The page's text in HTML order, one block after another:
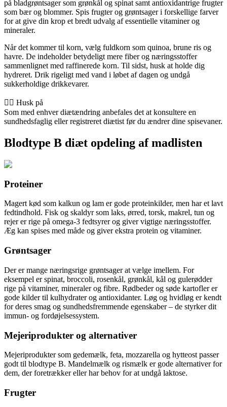
på bladgrøntsager som grønkål og spinat samt antioxidantrige frugter
som bær og blommer. Spis frugter og grøntsager i forskellige farver
for at give din krop et bredt udvalg af essentielle vitaminer og
mineraler.
Når det kommer til korn, vælg fuldkorn som quinoa, brune ris og
havre. De indeholder betydeligt mere fiber og næringsstoffer
sammenlignet med raffinerede korn. Til sidst, husk at holde dig
hydreret. Drik rigeligt med vand i løbet af dagen og undgå
sukkerholdige drikkevarer.
👨‍⚕️️ Husk på
Som med enhver diætændring anbefales det at konsultere en
sundhedsfaglig eller registreret diætist før du ændrer dine spisevaner.
Blodtype B diæt opdeling af madlisten
Proteiner
Magert kød som kalkun og lam er gode proteinkilder, men har et lavt
fedtindhold. Fisk og skaldyr som laks, ørred, torsk, makrel, tun og
rejer er rige på omega-3 fedtsyrer og giver vigtige næringsstoffer.
Æg kan spises med måde og giver ekstra protein og vitaminer.
Grøntsager
Der er mange næringsrige grøntsager at vælge imellem. For
eksempel er spinat, broccoli, rosenkål, grønkål, kål og gulerødder
rige på vitaminer, mineraler og fibre. Rødbeder og søde kartofler er
gode kilder til kulhydrater og antioxidanter. Løg og hvidløg er kendt
for deres smag og sundhedsfremmende egenskaber – de styrker dit
immun- og fordøjelsessystem.
Mejeriprodukter og alternativer
Mejeriprodukter som gedemælk, feta, mozzarella og hytteost passer
godt til blodtype B. Mandelmælk og rismælk er gode alternativer for
dem, der foretrækker eller har behov for at undgå laktose.
Frugter